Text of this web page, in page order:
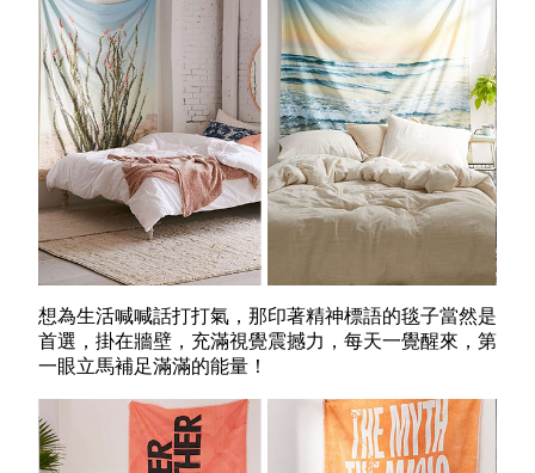
想為生活喊喊話打打氣，那印著精神標語的毯子當然是
首選，掛在牆壁，充滿視覺震撼力，每天一覺醒來，第
一眼立馬補足滿滿的能量！